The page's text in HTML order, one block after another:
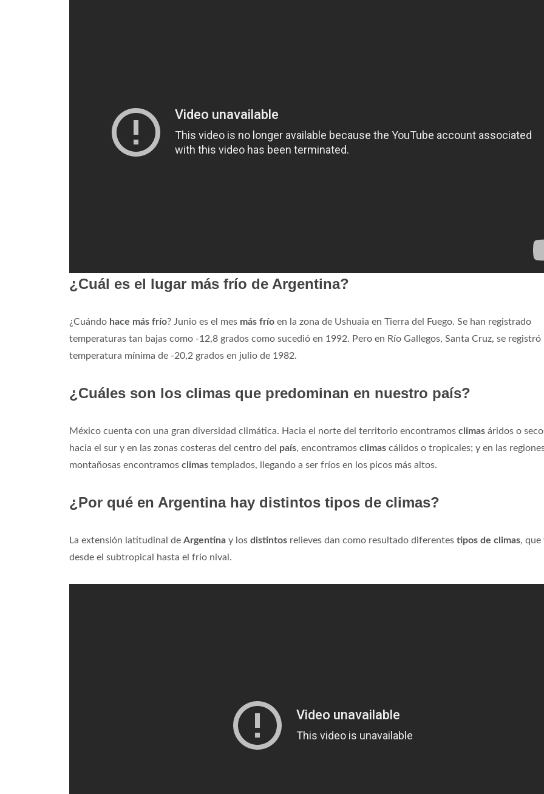
¿Cuál es el lugar más frío de Argentina?
¿Cuándo hace más frío? Junio es el mes más frío en la zona de Ushuaia en Tierra del Fuego. Se han registrado
temperaturas tan bajas como -12,8 grados como sucedió en 1992. Pero en Río Gallegos, Santa Cruz, se registró
temperatura mínima de -20,2 grados en julio de 1982.
¿Cuáles son los climas que predominan en nuestro país?
México cuenta con una gran diversidad climática. Hacia el norte del territorio encontramos climas áridos o
hacia el sur y en las zonas costeras del centro del país, encontramos climas cálidos o tropicales; y en las
montañosas encontramos climas templados, llegando a ser fríos en los picos más altos.
¿Por qué en Argentina hay distintos tipos de climas?
La extensión latitudinal de Argentina y los distintos relieves dan como resultado diferentes tipos de climas, que
desde el subtropical hasta el frío nival.